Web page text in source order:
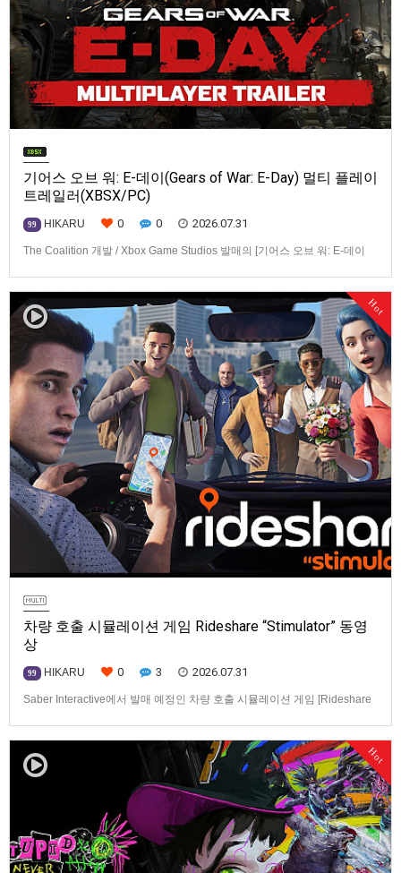
기어스 오브 워: E-데이(Gears of War: E-Day) 멀티 플레이
트레일러(XBSX/PC)
99 HIKARU 0 0 2026.07.31
The Coalition 개발 / Xbox Game Studios 발매의 [기어스 오브 워: E-데이
Hot
차량 호출 시뮬레이션 게임 Rideshare “Stimulator” 동영
상
99 HIKARU 0 3 2026.07.31
Saber Interactive에서 발매 예정인 차량 호출 시뮬레이션 게임 [Rideshare
을 운영하는 드라이버가 되어라'Rideshare "Stimulat…
Hot